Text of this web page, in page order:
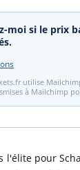
moi si le prix
utilise
à Mailchimp
l'élite pour